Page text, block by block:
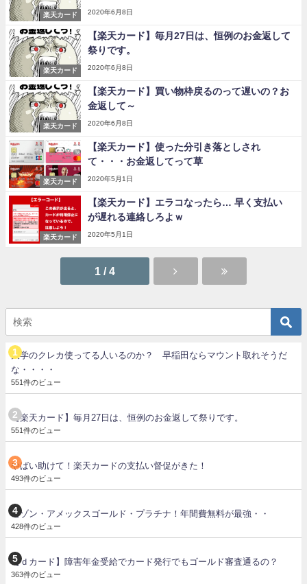
楽天カード 2020年6月8日
楽天カード
【楽天カード】毎月27日は、恒例のお金返して
祭りです。
2020年6月8日
楽天カード
【楽天カード】買い物枠戻るのって遅いの？お
金返して～
2020年6月8日
楽天カード
【楽天カード】使った分引き落としされ
て・・・お金返してって草
2020年5月1日
楽天カード
【楽天カード】エラコなったら… 早く支払い
が遅れる連絡しろよｗ
2020年5月1日
1 / 4
大学のクレカ使ってる人いるのか？ 早稲田ならマウント取れそうだ
な・・・・
551件のビュー
【楽天カード】毎月27日は、恒例のお金返して祭りです。
551件のビュー
やばい助けて！楽天カードの支払い督促がきた！
493件のビュー
セゾン・アメックスゴールド・プラチナ！年間費無料が最強・・
428件のビュー
【ｄカード】障害年金受給でカード発行でもゴールド審査通るの？
363件のビュー